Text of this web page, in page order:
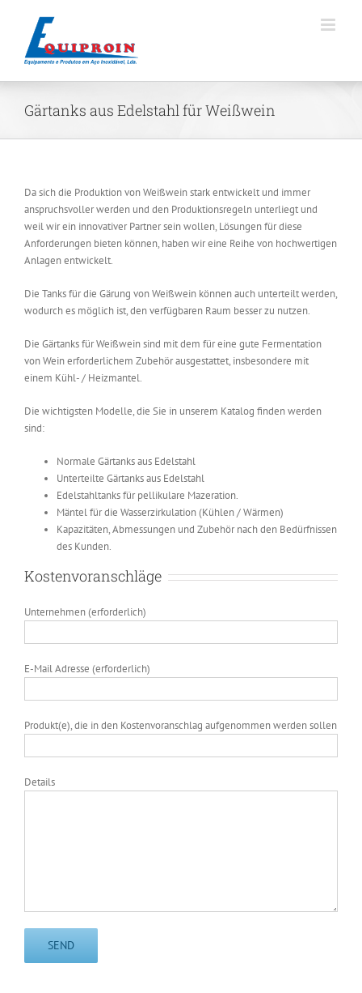
content
Gärtanks aus Edelstahl für Weißwein
Da sich die Produktion von Weißwein stark entwickelt und immer
anspruchsvoller werden und den Produktionsregeln unterliegt und
weil wir ein innovativer Partner sein wollen, Lösungen für diese
Anforderungen bieten können, haben wir eine Reihe von hochwertigen
Anlagen entwickelt.
Die Tanks für die Gärung von Weißwein können auch unterteilt werden,
wodurch es möglich ist, den verfügbaren Raum besser zu nutzen.
Die Gärtanks für Weißwein sind mit dem für eine gute Fermentation
von Wein erforderlichem Zubehör ausgestattet, insbesondere mit
einem Kühl- / Heizmantel.
Die wichtigsten Modelle, die Sie in unserem Katalog finden werden
sind:
Normale Gärtanks aus Edelstahl
Unterteilte Gärtanks aus Edelstahl
Edelstahltanks für pellikulare Mazeration.
Mäntel für die Wasserzirkulation (Kühlen / Wärmen)
Kapazitäten, Abmessungen und Zubehör nach den Bedürfnissen
des Kunden.
Kostenvoranschläge
Unternehmen (erforderlich)
E-Mail Adresse (erforderlich)
Produkt(e), die in den Kostenvoranschlag aufgenommen werden sollen
Details